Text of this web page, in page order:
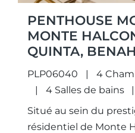
PENTHOUSE
MONTE
QUINTA,
PLP06040
4
4 Salles de bains
Situé au sein du
résidentiel de Monte